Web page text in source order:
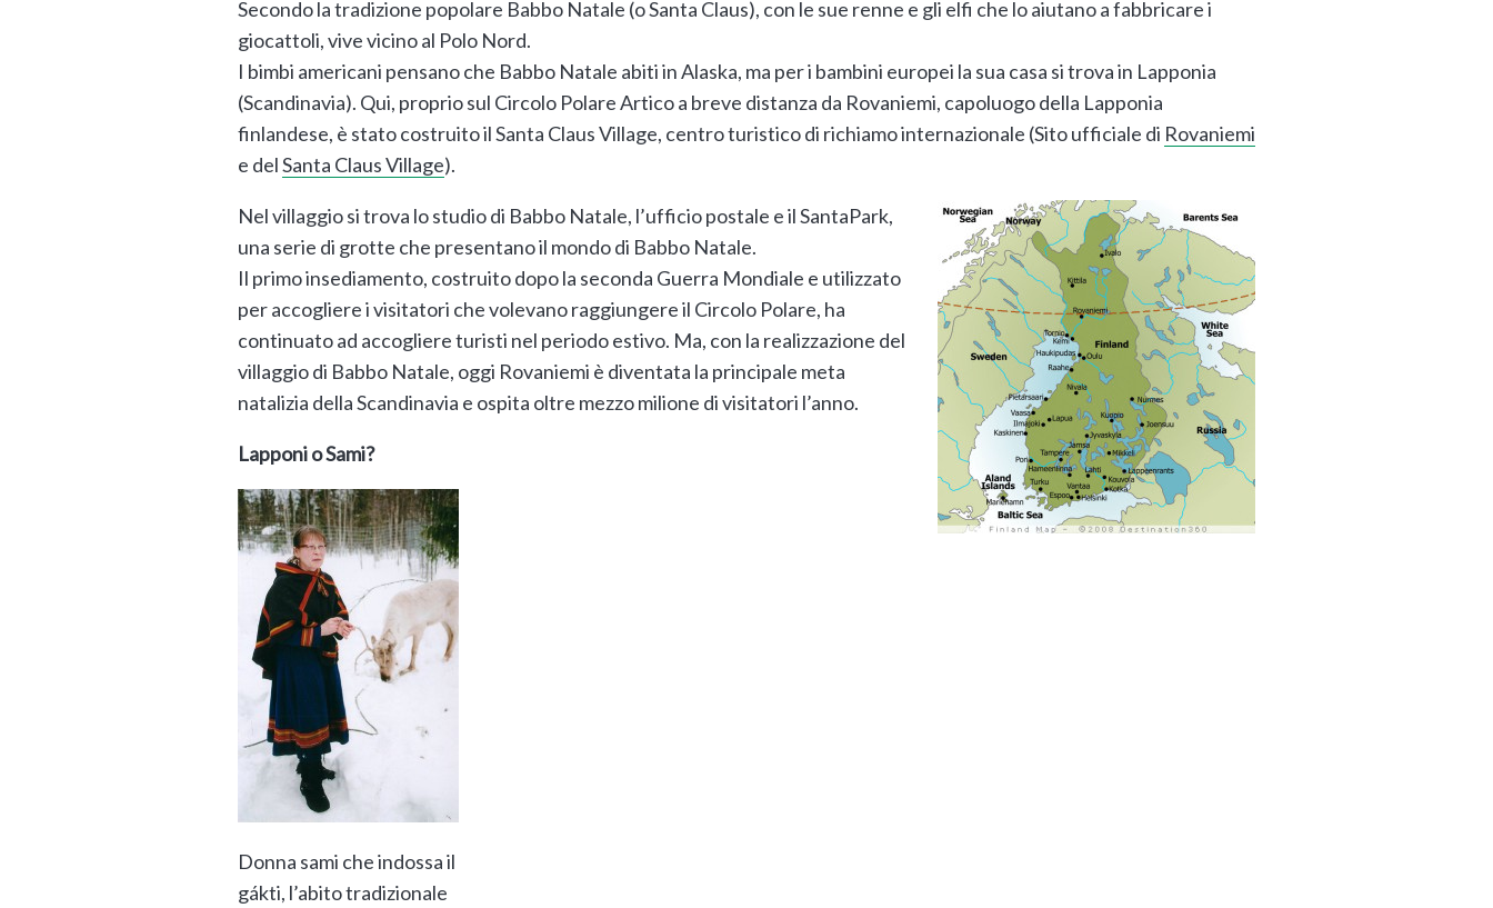
Secondo la tradizione popolare Babbo Natale (o Santa Claus), con le sue renne e gli elfi che lo aiutano a fabbricare i
giocattoli, vive vicino al Polo Nord.
I bimbi americani pensano che Babbo Natale abiti in Alaska, ma per i bambini europei la sua casa si trova in Lapponia
(Scandinavia). Qui, proprio sul Circolo Polare Artico a breve distanza da Rovaniemi, capoluogo della Lapponia
finlandese, è stato costruito il Santa Claus Village, centro turistico di richiamo internazionale (Sito ufficiale di Rovaniemi
e delSanta Claus Village).
Nel villaggio si trova lo studio di Babbo Natale, l’ufficio postale e il SantaPark,
una serie di grotte che presentano il mondo di Babbo Natale.
Il primo insediamento, costruito dopo la seconda Guerra Mondiale e utilizzato
per accogliere i visitatori che volevano raggiungere il Circolo Polare, ha
continuato ad accogliere turisti nel periodo estivo. Ma, con la realizzazione del
villaggio di Babbo Natale, oggi Rovaniemi è diventata la principale meta
natalizia della Scandinavia e ospita oltre mezzo milione di visitatori l’anno.
Lapponi o Sami?
Donna sami che indossa il
gákti, l’abito tradizionale